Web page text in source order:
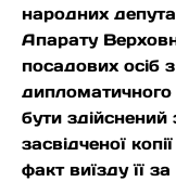
народних
Апарату
посадових осіб
бути
засвідченої
факт виїзду її